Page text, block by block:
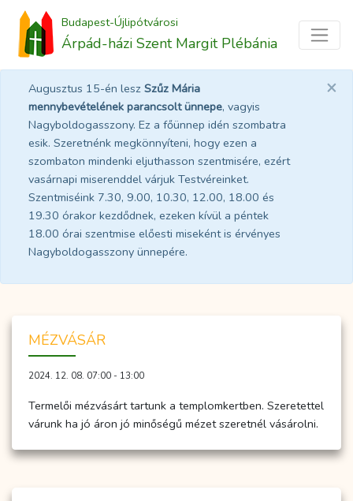
Budapest-Újlipótvárosi
Árpád-házi Szent Margit Plébánia
Augusztus 15-én lesz Szűz Mária
mennybevételének parancsolt ünnepe, vagyis
Nagyboldogasszony. Ez a főünnep idén szombatra
esik. Szeretnénk megkönnyíteni, hogy ezen a
szombaton mindenki eljuthasson szentmisére, ezért
vasárnapi miserenddel várjuk Testvéreinket.
Szentmiséink 7.30, 9.00, 10.30, 12.00, 18.00 és
19.30 órakor kezdődnek, ezeken kívül a péntek
18.00 órai szentmise előesti miseként is érvényes
Nagyboldogasszony ünnepére.
×
MÉZVÁSÁR
2024. 12. 08. 07:00 - 13:00
Termelői mézvásárt tartunk a templomkertben. Szeretettel
várunk ha jó áron jó minőségű mézet szeretnél vásárolni.